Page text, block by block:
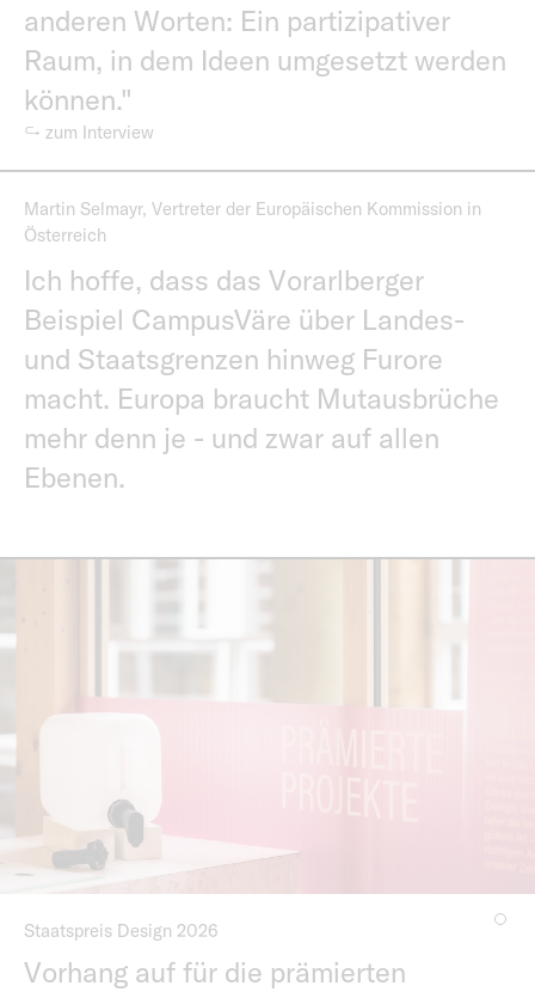
anderen Worten: Ein partizipativer
Raum, in dem Ideen umgesetzt werden
können."
↪ zum Interview
Martin Selmayr, Vertreter der Europäischen Kommission in
Österreich
Ich hoffe, dass das Vorarlberger
Beispiel CampusVäre über Landes-
und Staatsgrenzen hinweg Furore
macht. Europa braucht Mutausbrüche
mehr denn je - und zwar auf allen
Ebenen.
Staatspreis Design 2026
Vorhang auf für die prämierten